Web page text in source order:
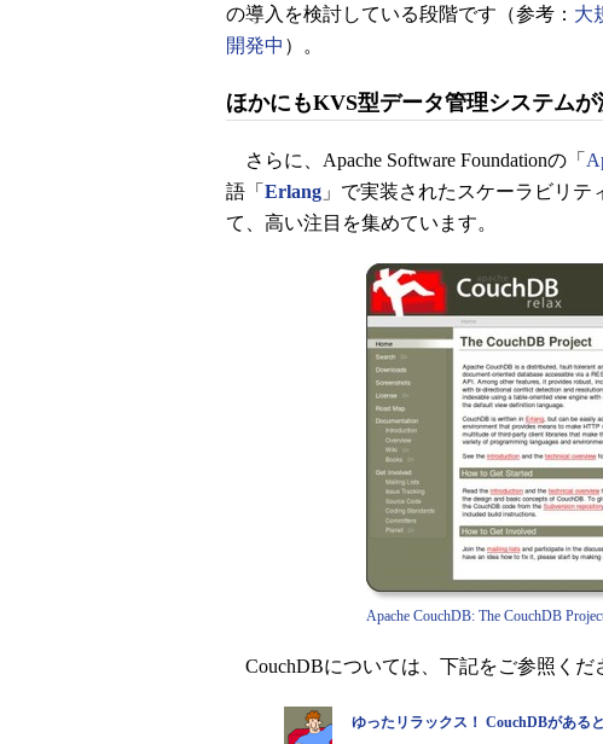
の導入を検討している段階です（参考： 大
開発中 ）。
ほかにもKVS型データ管理システム
さらに、Apache Software Foundationの「
語「 Erlang 」で実装されたスケーラビリ
て、高い注目を集めています。
Apache CouchDB: The CouchDB
CouchDBについては、下記をご参照くだ
ゆったリラックス！ CouchDBがある